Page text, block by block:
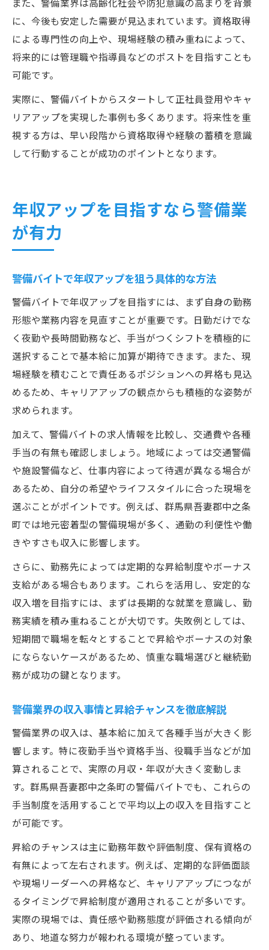
に、今後も安定した需要が見込まれています。資格取得
による専門性の向上や、現場経験の積み重ねによって、
将来的には管理職や指導員などのポストを目指すことも
可能です。
実際に、警備バイトからスタートして正社員登用やキャ
リアアップを実現した事例も多くあります。将来性を重
視する方は、早い段階から資格取得や経験の蓄積を意識
して行動することが成功のポイントとなります。
年収アップを目指すなら警備業
が有力
警備バイトで年収アップを狙う具体的な方法
警備バイトで年収アップを目指すには、まず自身の勤務
形態や業務内容を見直すことが重要です。日勤だけでな
く夜勤や長時間勤務など、手当がつくシフトを積極的に
選択することで基本給に加算が期待できます。また、現
場経験を積むことで責任あるポジションへの昇格も見込
めるため、キャリアアップの観点からも積極的な姿勢が
求められます。
加えて、警備バイトの求人情報を比較し、交通費や各種
手当の有無も確認しましょう。地域によっては交通警備
や施設警備など、仕事内容によって待遇が異なる場合が
あるため、自分の希望やライフスタイルに合った現場を
選ぶことがポイントです。例えば、群馬県吾妻郡中之条
町では地元密着型の警備現場が多く、通勤の利便性や働
きやすさも収入に影響します。
さらに、勤務先によっては定期的な昇給制度やボーナス
支給がある場合もあります。これらを活用し、安定的な
収入増を目指すには、まずは長期的な就業を意識し、勤
務実績を積み重ねることが大切です。失敗例としては、
短期間で職場を転々とすることで昇給やボーナスの対象
にならないケースがあるため、慎重な職場選びと継続勤
務が成功の鍵となります。
警備業界の収入事情と昇給チャンスを徹底解説
警備業界の収入は、基本給に加えて各種手当が大きく影
響します。特に夜勤手当や資格手当、役職手当などが加
算されることで、実際の月収・年収が大きく変動しま
す。群馬県吾妻郡中之条町の警備バイトでも、これらの
手当制度を活用することで平均以上の収入を目指すこと
が可能です。
昇給のチャンスは主に勤務年数や評価制度、保有資格の
有無によって左右されます。例えば、定期的な評価面談
や現場リーダーへの昇格など、キャリアアップにつなが
るタイミングで昇給制度が適用されることが多いです。
実際の現場では、責任感や勤務態度が評価される傾向が
あり、地道な努力が報われる環境が整っています。